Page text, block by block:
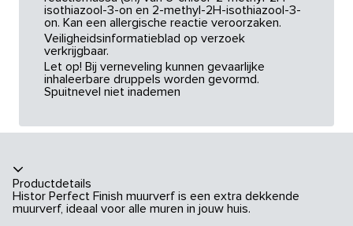
isothiazool-3-on en 2-methyl-2H-isothiazool-3-
on. Kan een allergische reactie veroorzaken.
Veiligheidsinformatieblad op verzoek
verkrijgbaar.
Let op! Bij verneveling kunnen gevaarlijke
inhaleerbare druppels worden gevormd.
Spuitnevel niet inademen
Productdetails
Histor Perfect Finish muurverf is een extra dekkende
muurverf, ideaal voor alle muren in jouw huis.